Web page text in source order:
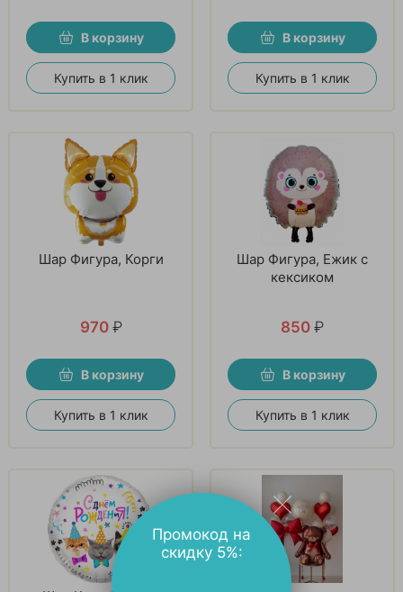
В корзину
Купить в 1 клик
В корзину
Купить в 1 клик
Шар Фигура, Корги
970 ₽
В корзину
Купить в 1 клик
Шар Фигура, Ежик с
кексиком
850 ₽
В корзину
Купить в 1 клик
Промокод на
скидку 5%: